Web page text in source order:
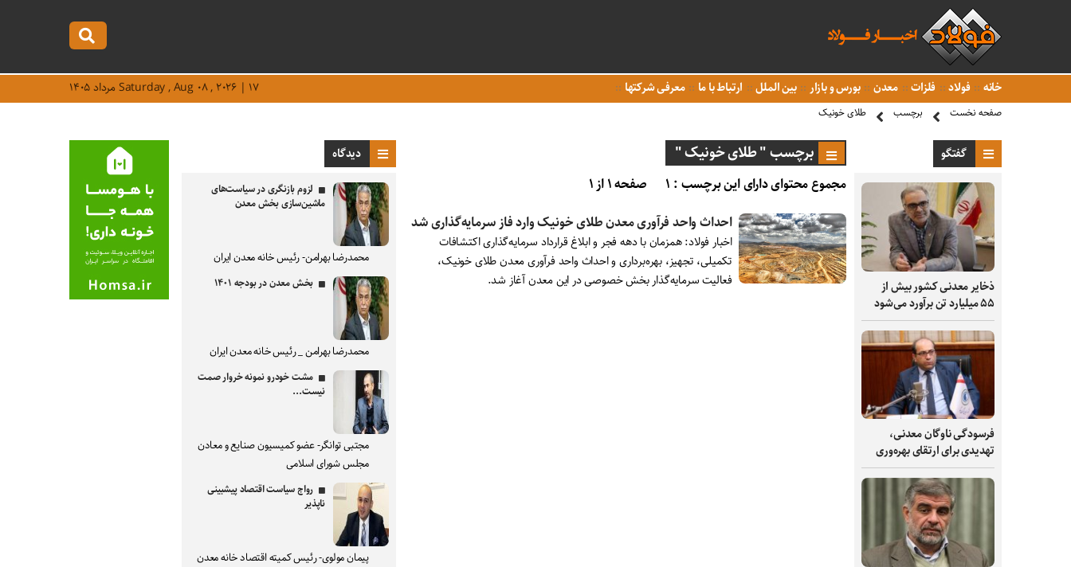
خانه فولاد فلزات معدن بورس و بازار بین الملل ارتباط با ما معرفی شرکتها Saturday , Aug ۰۸ , ۲۰۲۶ | ۱۷ مرداد ۱۴۰۵
صفحه نخست برچسب طلای خونیک
گفتگو
ذخایر معدنی کشور بیش از
۵۵ میلیارد تن برآورد می‌شود
فرسودگی ناوگان معدنی،
تهدیدی برای ارتقای بهره‌وری
برچسب " طلای خونیک "
مجموع محتوای دارای این برچسب : ۱
صفحه ۱ از ۱
احداث واحد فرآوری معدن طلای خونیک وارد فاز سرمایه‌گذاری شد
اخبار فولاد: همزمان با دهه فجر و ابلاغ قرارداد سرمایه‌گذاری اکتشافات
تکمیلی، تجهیز، بهره‌برداری و احداث واحد فرآوری معدن طلای خونیک،
فعالیت سرمایه‌‎گذار بخش خصوصی در این معدن آغاز شد.
دیدگاه
لزوم بازنگری در سیاست‌های
ماشین‌سازی بخش معدن
محمدرضا بهرامن- رئیس خانه معدن ایران
بخش معدن در بودجه ۱۴۰۱
محمدرضا بهرامن _ رئیس خانه معدن ایران
مشت خودرو نمونه خروار صمت
نیست...
مجتبی توانگر- عضو کمیسیون صنایع و معادن
مجلس شورای اسلامی
رواج سیاست اقتصاد پیشبینی
ناپذیر
پیمان مولوی- رئیس کمیته اقتصاد خانه معدن